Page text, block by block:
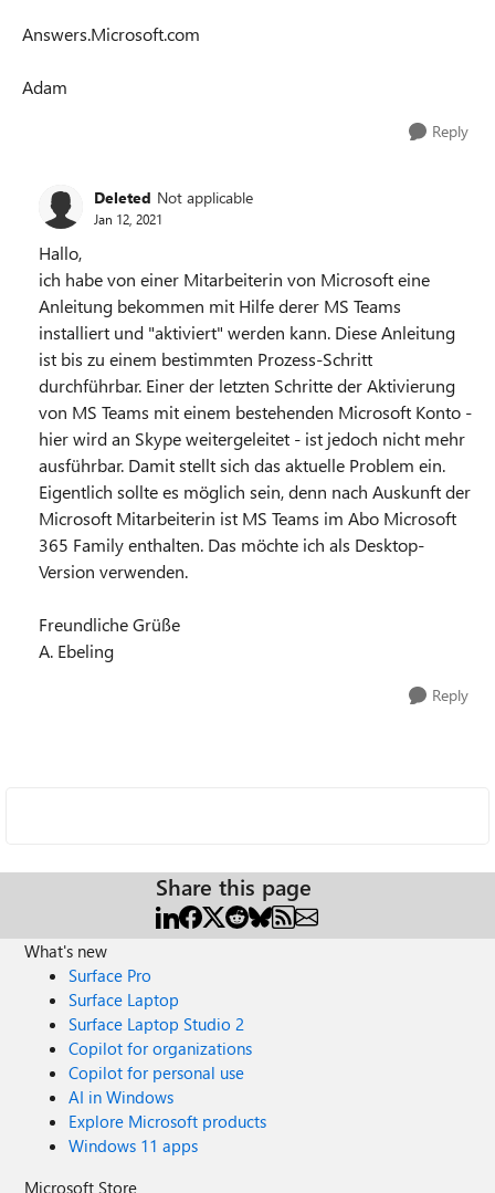
Answers.Microsoft.com
Adam
Reply
Deleted Not applicable
Jan 12, 2021
Hallo,
ich habe von einer Mitarbeiterin von Microsoft eine
Anleitung bekommen mit Hilfe derer MS Teams
installiert und "aktiviert" werden kann. Diese Anleitung
ist bis zu einem bestimmten Prozess-Schritt
durchführbar. Einer der letzten Schritte der Aktivierung
von MS Teams mit einem bestehenden Microsoft Konto -
hier wird an Skype weitergeleitet - ist jedoch nicht mehr
ausführbar. Damit stellt sich das aktuelle Problem ein.
Eigentlich sollte es möglich sein, denn nach Auskunft der
Microsoft Mitarbeiterin ist MS Teams im Abo Microsoft
365 Family enthalten. Das möchte ich als Desktop-
Version verwenden.
Freundliche Grüße
A. Ebeling
Reply
Share this page
What's new
Surface Pro
Surface Laptop
Surface Laptop Studio 2
Copilot for organizations
Copilot for personal use
AI in Windows
Explore Microsoft products
Windows 11 apps
Microsoft Store